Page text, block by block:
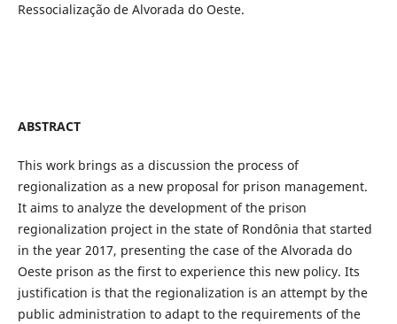
Ressocialização de Alvorada do Oeste.
ABSTRACT
This work brings as a discussion the process of
regionalization as a new proposal for prison management.
It aims to analyze the development of the prison
regionalization project in the state of Rondônia that started
in the year 2017, presenting the case of the Alvorada do
Oeste prison as the first to experience this new policy. Its
justification is that the regionalization is an attempt by the
public administration to adapt to the requirements of the